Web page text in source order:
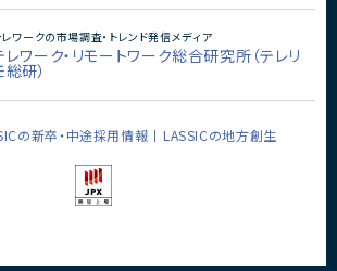
レワークの市場調査・トレンド発信メディア
レワーク・リモートワーク総合研究所（テレリ
総研）
の新卒・中途採用情報 LASSICの地方創生